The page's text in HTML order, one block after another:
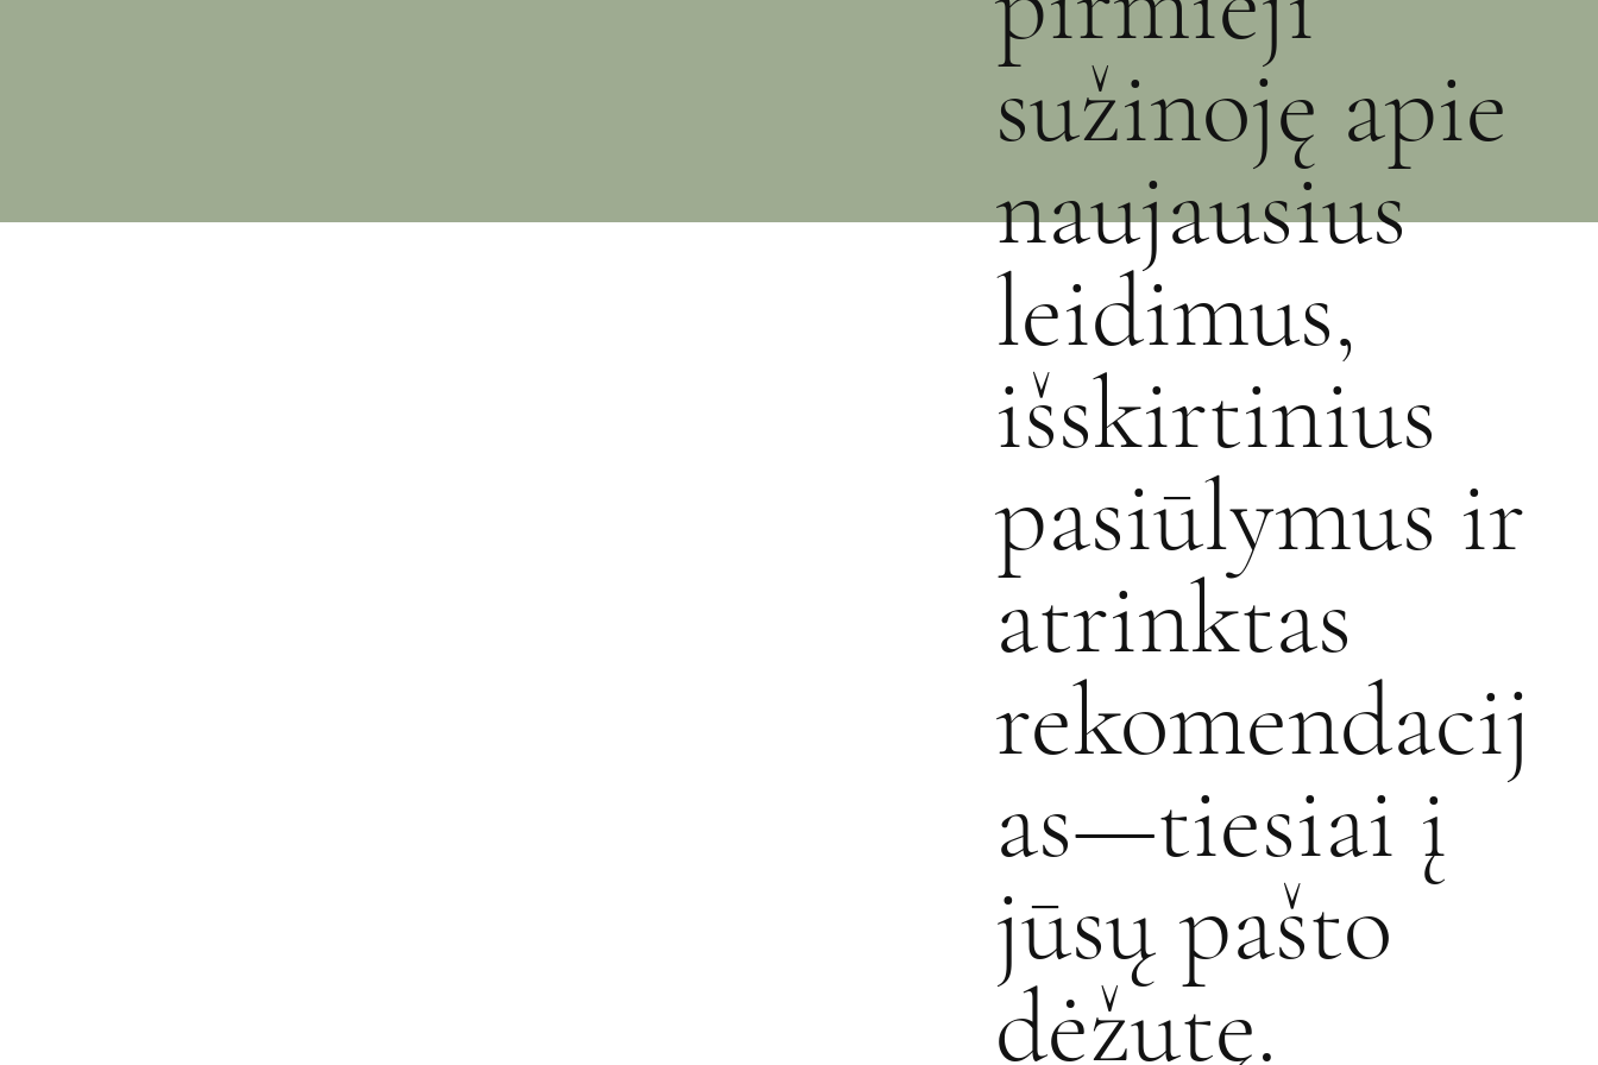
sužinoję apie
naujausius
leidimus,
išskirtinius
pasiūlymus ir
atrinktas
rekomendacij
as—tiesiai į
jūsų pašto
dėžutę.